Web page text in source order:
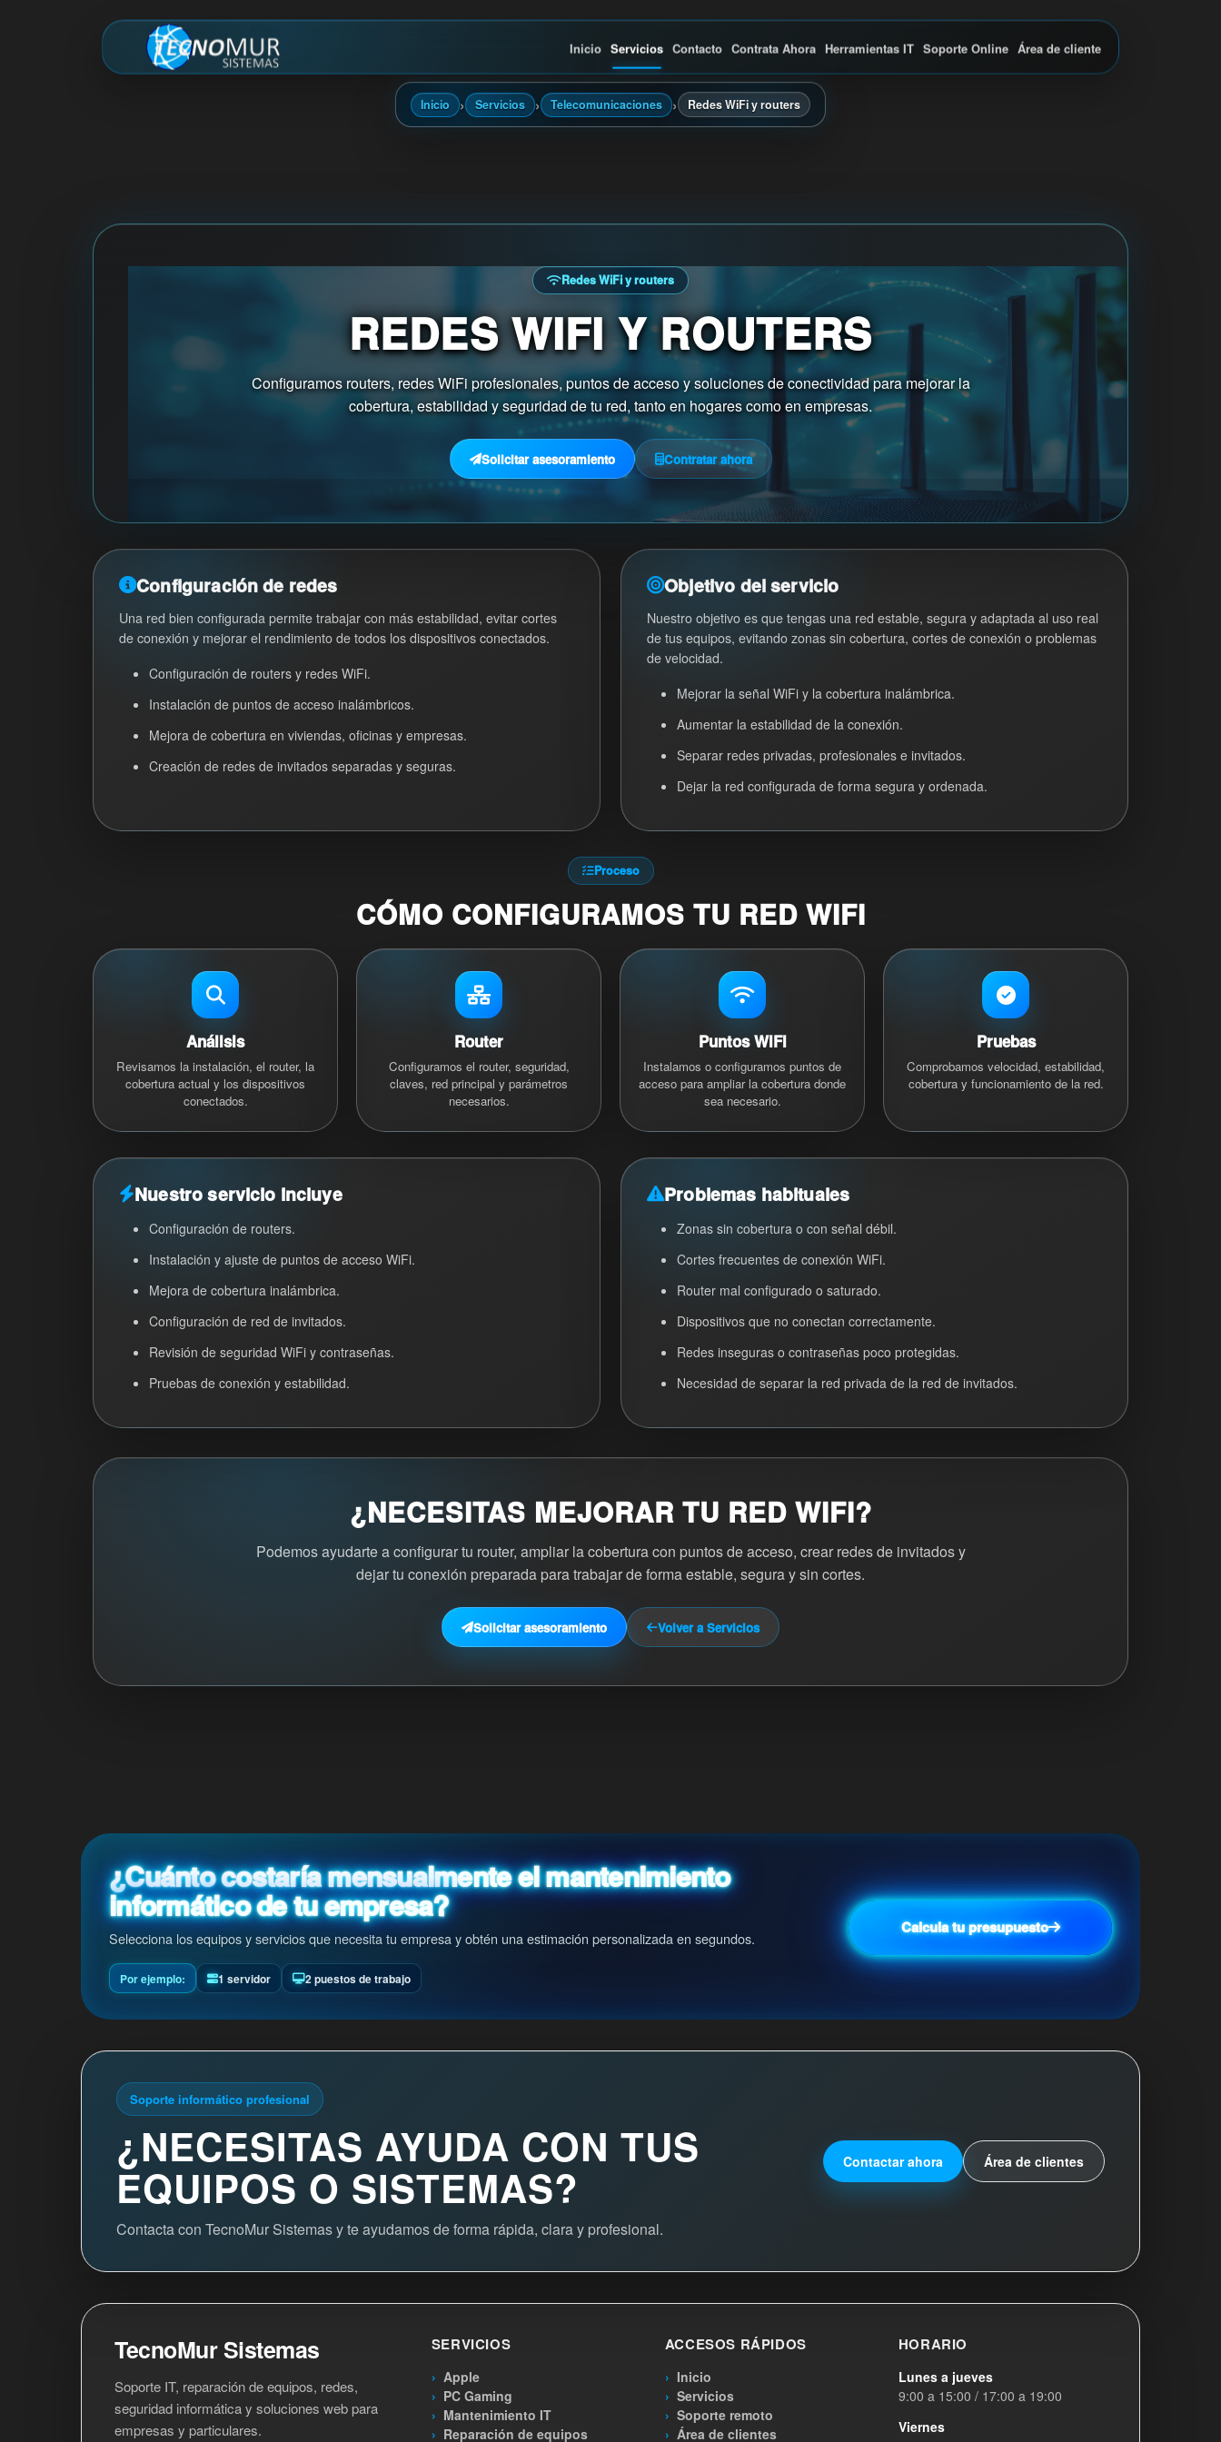
Inicio Servicios Contacto Contrata Ahora Herramientas IT Soporte Online Área de cliente
Inicio › Servicios › Telecomunicaciones › Redes WiFi y routers
Redes WiFi y routers
REDES WIFI Y ROUTERS
Configuramos routers, redes WiFi profesionales, puntos de acceso y soluciones de conectividad para mejorar la
cobertura, estabilidad y seguridad de tu red, tanto en hogares como en empresas.
Solicitar asesoramiento Contratar ahora
Configuración de redes
Una red bien configurada permite trabajar con más estabilidad, evitar cortes
de conexión y mejorar el rendimiento de todos los dispositivos conectados.
Configuración de routers y redes WiFi.
Instalación de puntos de acceso inalámbricos.
Mejora de cobertura en viviendas, oficinas y empresas.
Creación de redes de invitados separadas y seguras.
Objetivo del servicio
Nuestro objetivo es que tengas una red estable, segura y adaptada al uso real
de tus equipos, evitando zonas sin cobertura, cortes de conexión o problemas
de velocidad.
Mejorar la señal WiFi y la cobertura inalámbrica.
Aumentar la estabilidad de la conexión.
Separar redes privadas, profesionales e invitados.
Dejar la red configurada de forma segura y ordenada.
Proceso
CÓMO CONFIGURAMOS TU RED WIFI
Análisis
Revisamos la instalación, el router, la
cobertura actual y los dispositivos
conectados.
Router
Configuramos el router, seguridad,
claves, red principal y parámetros
necesarios.
Puntos WiFi
Instalamos o configuramos puntos de
acceso para ampliar la cobertura donde
sea necesario.
Pruebas
Comprobamos velocidad, estabilidad,
cobertura y funcionamiento de la red.
Nuestro servicio incluye
Configuración de routers.
Instalación y ajuste de puntos de acceso WiFi.
Mejora de cobertura inalámbrica.
Configuración de red de invitados.
Revisión de seguridad WiFi y contraseñas.
Pruebas de conexión y estabilidad.
Problemas habituales
Zonas sin cobertura o con señal débil.
Cortes frecuentes de conexión WiFi.
Router mal configurado o saturado.
Dispositivos que no conectan correctamente.
Redes inseguras o contraseñas poco protegidas.
Necesidad de separar la red privada de la red de invitados.
¿NECESITAS MEJORAR TU RED WIFI?
Podemos ayudarte a configurar tu router, ampliar la cobertura con puntos de acceso, crear redes de invitados y
dejar tu conexión preparada para trabajar de forma estable, segura y sin cortes.
Solicitar asesoramiento Volver a Servicios
¿Cuánto costaría mensualmente el mantenimiento
informático de tu empresa?
Selecciona los equipos y servicios que necesita tu empresa y obtén una estimación personalizada en segundos.
Por ejemplo: 1 servidor 2 puestos de trabajo
Calcula tu presupuesto
Soporte informático profesional
¿NECESITAS AYUDA CON TUS
EQUIPOS O SISTEMAS?
Contacta con TecnoMur Sistemas y te ayudamos de forma rápida, clara y profesional.
Contactar ahora Área de clientes
TecnoMur Sistemas
Soporte IT, reparación de equipos, redes,
seguridad informática y soluciones web para
empresas y particulares.
SERVICIOS
Apple
PC Gaming
Mantenimiento IT
Reparación de equipos
ACCESOS RÁPIDOS
Inicio
Servicios
Soporte remoto
Área de clientes
HORARIO
Lunes a jueves
9:00 a 15:00 / 17:00 a 19:00
Viernes